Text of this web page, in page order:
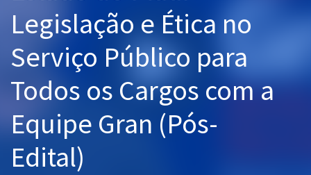
OAB
Questões grátis
Aprovados
Legislação e Ética no
Serviço Público para
Todos os Cargos com a
Equipe Gran (Pós-
Edital)